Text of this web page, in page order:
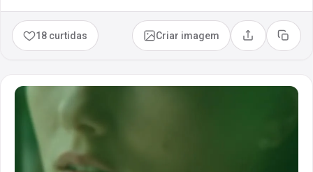
18 curtidas Criar imagem Compartilhar
Copiar